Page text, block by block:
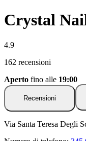
Crystal
4.9
162 recensioni
Aperto fino alle 19:00
Recensioni
Via Santa Teresa Degli